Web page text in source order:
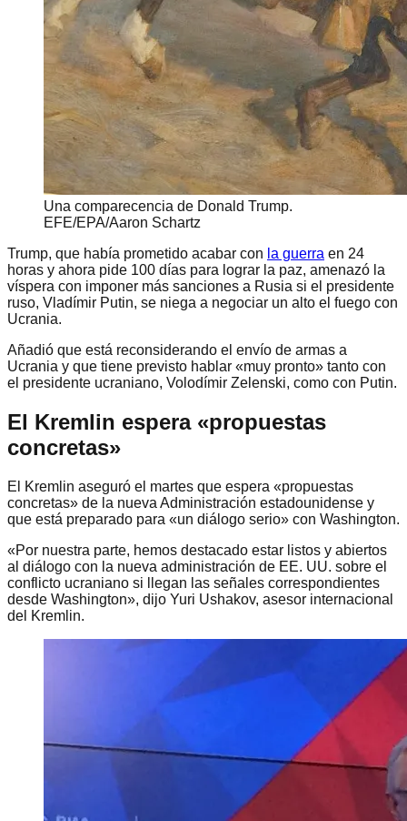
Una comparecencia de Donald Trump.
EFE/EPA/Aaron Schartz
Trump, que había prometido acabar con la guerra en 24
horas y ahora pide 100 días para lograr la paz, amenazó la
víspera con imponer más sanciones a Rusia si el presidente
ruso, Vladímir Putin, se niega a negociar un alto el fuego con
Ucrania.
Añadió que está reconsiderando el envío de armas a
Ucrania y que tiene previsto hablar «muy pronto» tanto con
el presidente ucraniano, Volodímir Zelenski, como con Putin.
El Kremlin espera «propuestas
concretas»
El Kremlin aseguró el martes que espera «propuestas
concretas» de la nueva Administración estadounidense y
que está preparado para «un diálogo serio» con Washington.
«Por nuestra parte, hemos destacado estar listos y abiertos
al diálogo con la nueva administración de EE. UU. sobre el
conflicto ucraniano si llegan las señales correspondientes
desde Washington», dijo Yuri Ushakov, asesor internacional
del Kremlin.